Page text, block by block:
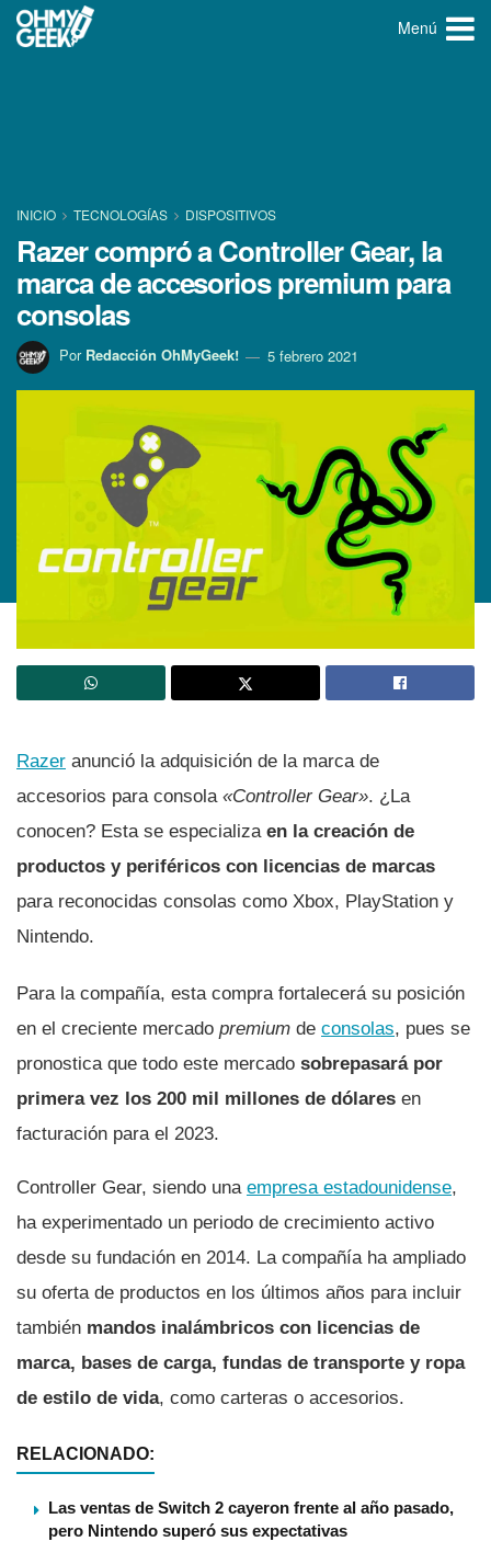
Menú
INICIO TECNOLOGÍ­AS DISPOSITIVOS
Razer compró a Controller Gear, la
marca de accesorios premium para
consolas
Por Redacción OhMyGeek! 5 febrero 2021
Razer anunció la adquisición de la marca de
accesorios para consola «Controller Gear». ¿La
conocen? Esta se especializa en la creación de
productos y periféricos con licencias de marcas
para reconocidas consolas como Xbox, PlayStation y
Nintendo.
Para la compañí­a, esta compra fortalecerá su posición
en el creciente mercado premium de consolas, pues se
pronostica que todo este mercado sobrepasará por
primera vez los 200 mil millones de dólares en
facturación para el 2023.
Controller Gear, siendo una empresa estadounidense,
ha experimentado un periodo de crecimiento activo
desde su fundación en 2014. La compañí­a ha ampliado
su oferta de productos en los últimos años para incluir
también mandos inalámbricos con licencias de
marca, bases de carga, fundas de transporte y ropa
de estilo de vida, como carteras o accesorios.
RELACIONADO:
Las ventas de Switch 2 cayeron frente al año pasado,
pero Nintendo superó sus expectativas